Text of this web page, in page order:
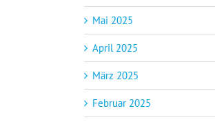
Mai 2025
April 2025
März 2025
Februar 2025